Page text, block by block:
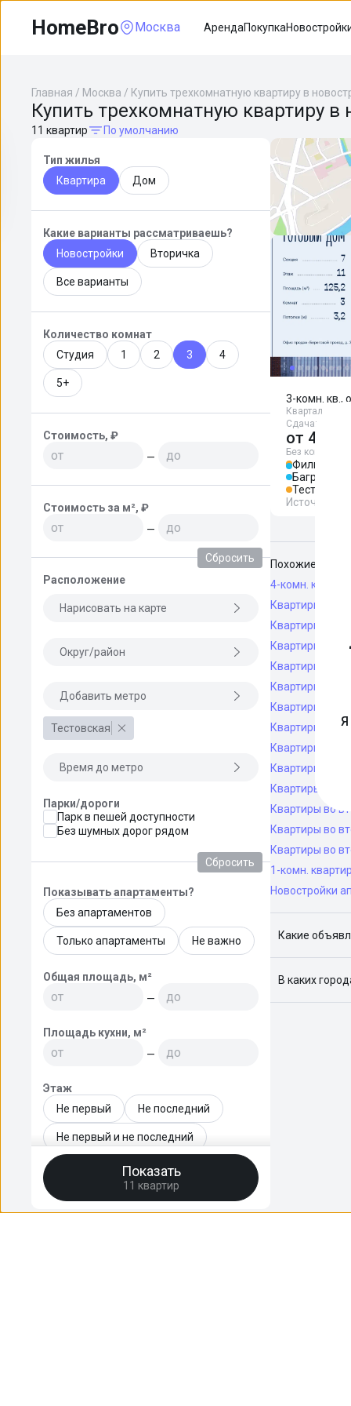
HomeBro Москва АрендаПокупка
Главная / Москва / Купить трехкомнатную квартиру в
Купить трехкомнатную квартиру в
11 квартир По умолчанию
Тип жилья
Квартира
Дом
Какие варианты рассматриваешь?
Новостройки
Вторичка
Все варианты
Количество комнат
Студия
1 2 3 4
5+
Стоимость, ₽
—
Стоимость за м², ₽
—
Сбросить
Расположение
Нарисовать на карте
Округ/район
Добавить метро
Тестовская
Время до метро
Парки/дороги
Парк в пешей доступности
Без шумных дорог рядом
Сбросить
Показывать апартаменты?
Без апартаментов
Только апартаменты Не важно
Общая площадь, м²
—
Площадь кухни, м²
—
Этаж
Не первый
Не последний
Не первый и не последний
Только последний
Этаж - точный диапазон
Показать
11 квартир
3-комн. кв.,
Квартал
Сдача: сдан, 1
от 45
Без комиссии
Фили
Тестовская
Источник
Похожие поиски
4-комн.
Квартиры до 1
Квартиры до 3
Квартиры до 7
Квартиры
Квартиры с
Квартиры во
Квартиры во
Квартиры во
Квартиры во
Квартиры во
Квартиры во
Квартиры во
Квартиры во
1-комн.
Новостройки
Какие
В каких
Я